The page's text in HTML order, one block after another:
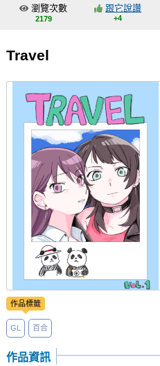
交流中心
會員中心
註冊會員
登入
瀏覽次數
2179
跟它說讚
+4
Travel
作品標籤
GL 百合
作品資訊